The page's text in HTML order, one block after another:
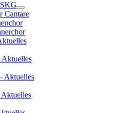
Cantare
Aktuelles
Aktuelles